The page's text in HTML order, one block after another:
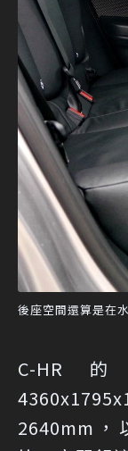
後座空間還算是在
C-HR
2640mm，